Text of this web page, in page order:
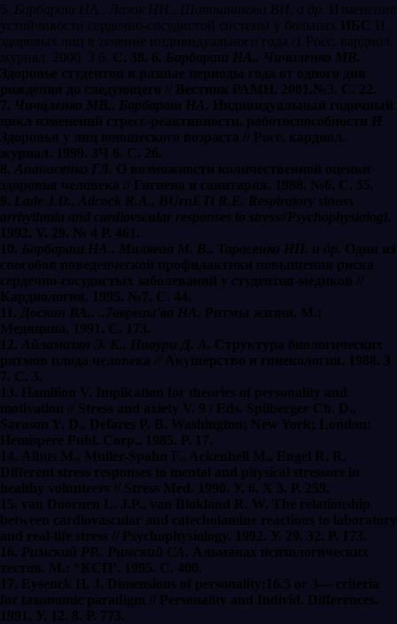
5.
Барбараш НА.. Лазок НИ.. Шапошникова ВИ. а др. Изменение
устойчивости сердечно-сосудистой системы у больных ИБС
И
здоровых лиц в течение индивидуального года
/1 Росс. кардиол.
журнал. 2000.
3 6. С. 38. 6. Барбараш НА.. Чичиленко МВ.
Здоровье студентов в разные периоды года от одного дня
рождения до следующего // Вестник РАМН. 2001.№3. С. 22.
7. Чичцленко МВ.. Барбараш НА. Индивидуальный годичный
цикл изменений стресс-реактивности. работоспособности И
Здоровья у лиц юношеского возраста // Росе. кардиол.
журнал. 1999. 3Ч 6. С. 26.
8. Апанасенко ГЛ. О возможности количественной оценки
здоровья человека // Гигиена и санитария. 1988. №6. С. 55.
9. Lade J. D., Adcock R. А., ВUrnЕ Tt R. Е. Respiratory sinuss
arrhythmia and cardiovscular responses to stress//Psychophysiologi.
1992. V. 29. № 4 Р. 461.
10. Барбараш НА.. Миляеаа М. В., Тарасенко НП. и др. Один из
способов поведенческой профилактики повышения риска
сердечно-сосудистых заболеваний у студентов-медиков //
Кардиология. 1995. №7. С. 44.
11. Доскан ВА.. .,7авреаы’ва НА. Ритмы жизни. М.:
Медицина, 1991. С. 173.
12. Айламазян Э. К.. Ниаури Д. А. Структура биологических
ритмов плода человека
Акушерство и гинекология. 1988. 3
7. С. 3.
13. Hamilion V. Implication for theories of personality and
motivation // Stress and axiety V. 9 / Еds. Spilberger Ch. D.,
Sarason Y. D., Defares P. B. Washington; New York; London:
Hemispere Publ. Corp.. 1985. Р. 17.
14. Albus M., Muller-Spahn F., Ackenhell M., Engel R. R.
Different stress responses to mental and physical stressors in
healthy volunteers // Stress Med. 1990. У. 6. Х 3. Р. 259.
15. van Doornen L. J.P., van Blokland R. W. The relationship
between cardiovascular and catecholamine reactions to laboratory
and real-life stress // Psychophysiology. 1992. У. 29. 32. Р. 173.
16. Римский РР.. Римский СА.
Альманах психологических
тестов. М.: “КСП’. 1995. С. 400.
17. Eysenck H. J. Dimensions of personality:16.5 оr 3— criteria
for taxonomic paradigm // Personality and Individ. Differences.
1991. У. 12. 8. Р. 773.